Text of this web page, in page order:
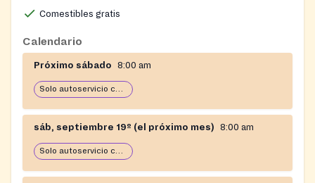
Comestibles gratis
Calendario
Próximo sábado 8:00 am
Solo autoservicio con carro
sáb, septiembre 19º (el próximo mes) 8:00 am
Solo autoservicio con carro